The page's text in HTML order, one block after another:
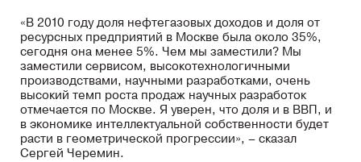
«В 2010 году доля нефтегазовых доходов и доля от
ресурсных предприятий в Москве была около 35%,
сегодня она менее 5%. Чем мы заместили? Мы
заместили сервисом, высокотехнологичными
производствами, научными разработками, очень
высокий темп роста продаж научных разработок
отмечается по Москве. Я уверен, что доля и в ВВП, и
в экономике интеллектуальной собственности будет
расти в геометрической прогрессии», – сказал
Сергей Черемин.